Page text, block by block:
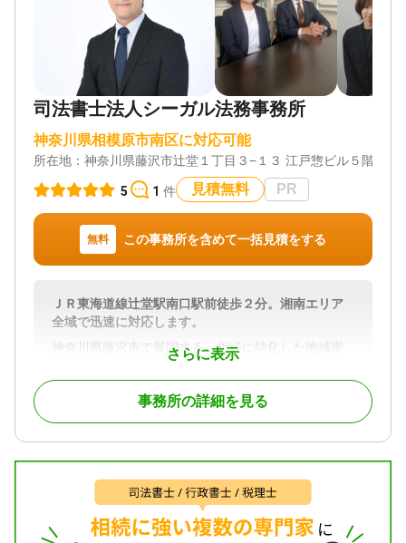
合わせて話し合うこと自体が精神的に大きな負担と
なります。
相続問題を弁護士に依頼することで、相手との交渉
を弁護士に任せ、負担を大きく軽減できます。
当事務所では、遺言書作成などの生前対策から、遺
で、包括的なサポートを提供します。
相続トラブルの内容は多様で、一人で解決すること
が困難な場合が多いです。そのような状況で話がこ
じれたまま無理に相続手続きを進めると、家族関係
の悪化にもつながりかねません。
相続でで問題が発生したときは、弁護士を介入させ
ることで冷静な話し合いが可能となります。
す。
問題の早期解決のためには、深刻な事態になる前に
弁護士に相談することが大切です。
当事務所では、生前対策のご相談を承ることも多
く、ご相談者様のご希望に沿った遺言書の作成をサ
遺産の分配や相続税への配慮など、ご相談者様のご
希望を踏まえたうえで、遺言書に盛り込むべき内容
をアドバイスいたします。
司法書士法人シーガル法務事務所
神奈川県相模原市南区に対応可能
所在地： 神奈川県藤沢市辻堂１丁目３−１３ 江戸惣ビル５階
5 1 件 見積無料 PR
無料 この事務所を含めて一括見積をする
さらに表示
ＪＲ東海道線辻堂駅南口駅前徒歩２分。湘南エリア
全域で迅速に対応します。
神奈川県藤沢市で展開する、相続に特化した地域密
着型の司法書士事務所。依頼者の声に耳を傾けるこ
とを第一とする姿勢で、累計相談数は2.000件超と圧
倒的な実績となっています。男女両方の司法書士が
在籍し、どんな些細なことでも話せる身近な相談者
対応地域
神奈川県全域（藤沢市、茅ヶ崎市、寒川町、鎌倉
事務所の詳細を見る